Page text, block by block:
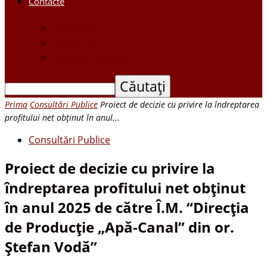
Prima Consultări Publice Proiect de decizie cu privire la îndreptarea
profitului net obținut în anul...
Consultări Publice
Proiect de decizie cu privire la
îndreptarea profitului net obținut
în anul 2025 de către Î.M. “Direcția
de Producție „Apă-Canal” din or.
Ștefan Vodă”